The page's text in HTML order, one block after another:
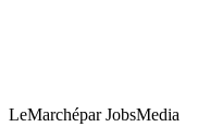
LeMarchépar JobsMedia